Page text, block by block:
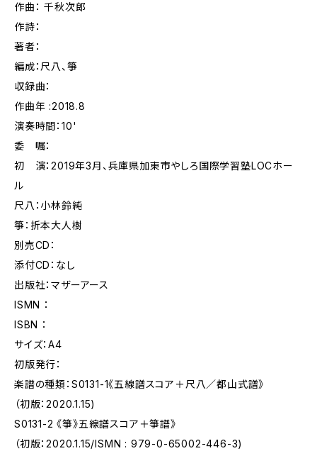
作曲： 千秋次郎
作詩：
著者：
編成：尺八、箏
収録曲：
作曲年 :2018.8
演奏時間：10'
委 嘱：
初 演：2019年3月、兵庫県加東市やしろ国際学習塾LOCホー
ル
尺八：小林鈴純
箏：折本大人樹
別売CD：
添付CD：なし
出版社：マザーアース
ISMN ：
ISBN ：
サイズ：A4
初版発行：
楽譜の種類：S0131-1《五線譜スコア＋尺八／都山式譜》
（初版：2020.1.15)
S0131-2 《箏》五線譜スコア＋箏譜》
（初版：2020.1.15/ISMN : 979-0-65002-446-3)